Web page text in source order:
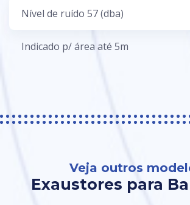
Nível de ruído 57 (dba)
Indicado p/ área até 5m
Veja outros
Exaustores para